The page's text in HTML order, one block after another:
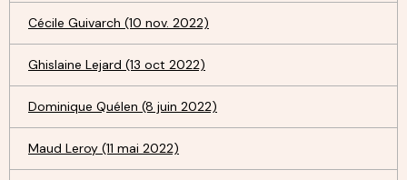
Cécile Guivarch (10 nov. 2022)
Ghislaine Lejard (13 oct 2022)
Dominique Quélen (8 juin 2022)
Maud Leroy (11 mai 2022)